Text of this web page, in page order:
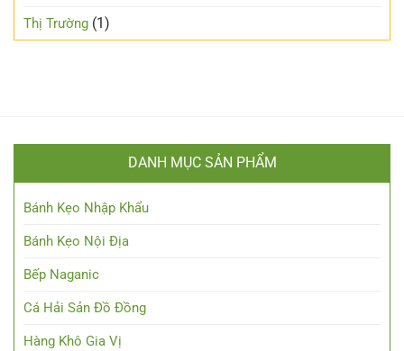
Thị Trường (1)
DANH MỤC SẢN PHẨM
Bánh Kẹo Nhập Khẩu
Bánh Kẹo Nội Địa
Bếp Naganic
Cá Hải Sản Đồ Đồng
Hàng Khô Gia Vị